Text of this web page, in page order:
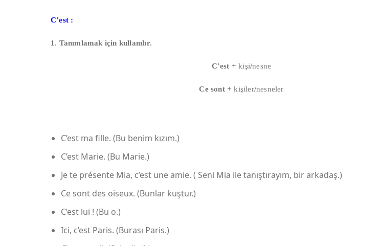
C’est :
1. Tanımlamak için kullanılır.
C’est + kişi/nesne
Ce sont + kişiler/nesneler
C’est ma fille. (Bu benim kızım.)
C’est Marie. (Bu Marie.)
Je te présente Mia, c’est une amie. ( Seni Mia ile tanıştırayım, bir arkadaş.)
Ce sont des oiseux. (Bunlar kuştur.)
C’est lui ! (Bu o.)
Ici, c’est Paris. (Burası Paris.)